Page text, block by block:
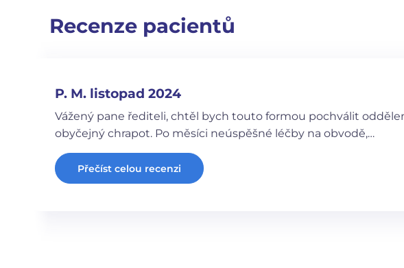
Recenze pacientů
P. M. listopad 2024
Vážený pane řediteli, chtěl bych touto formou pochválit
obyčejný chrapot. Po měsíci neúspěšné léčby na obvodě,…
Přečíst celou recenzi